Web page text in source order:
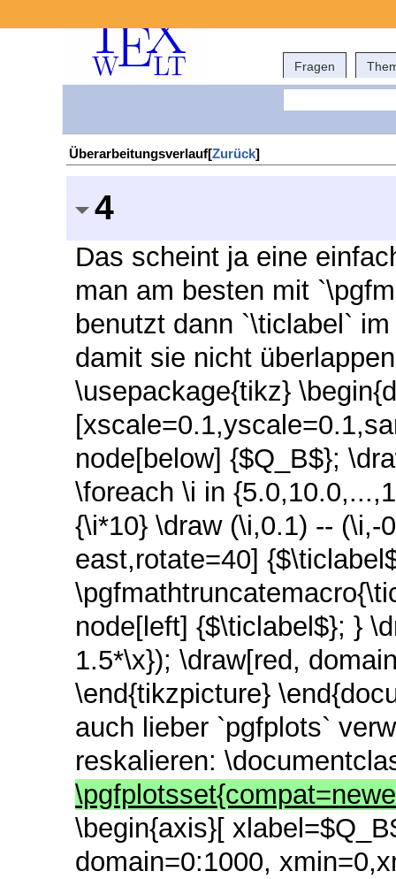
Fragen
Überarbeitungsverlauf[Zurück]
4
Das scheint ja eine
man am besten mit
benutzt dann `\ticlabel`
damit sie nicht
\usepackage{tikz}
node[below] {$Q_B$};
\foreach \i in
{\i*10} \draw (\i,0.1) -- (\i,-
east,rotate=40]
node[left] {$\ticlabel$}; }
1.5*\x}); \draw[red,
\end{tikzpicture}
auch lieber `pgfplots`
reskalieren:
\begin{axis}[
domain=0:1000,